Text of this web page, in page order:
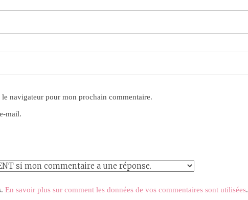
navigateur pour mon prochain commentaire.
mail.
En savoir plus sur comment les données de vos commentaires sont utilisées.